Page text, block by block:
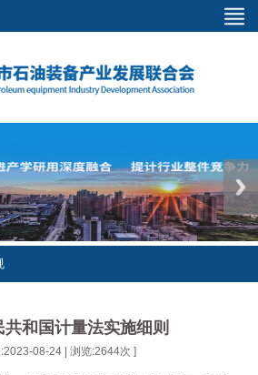
Next
共和国计量法实施细则
:2023-08-24 | 浏览:2644次 ]